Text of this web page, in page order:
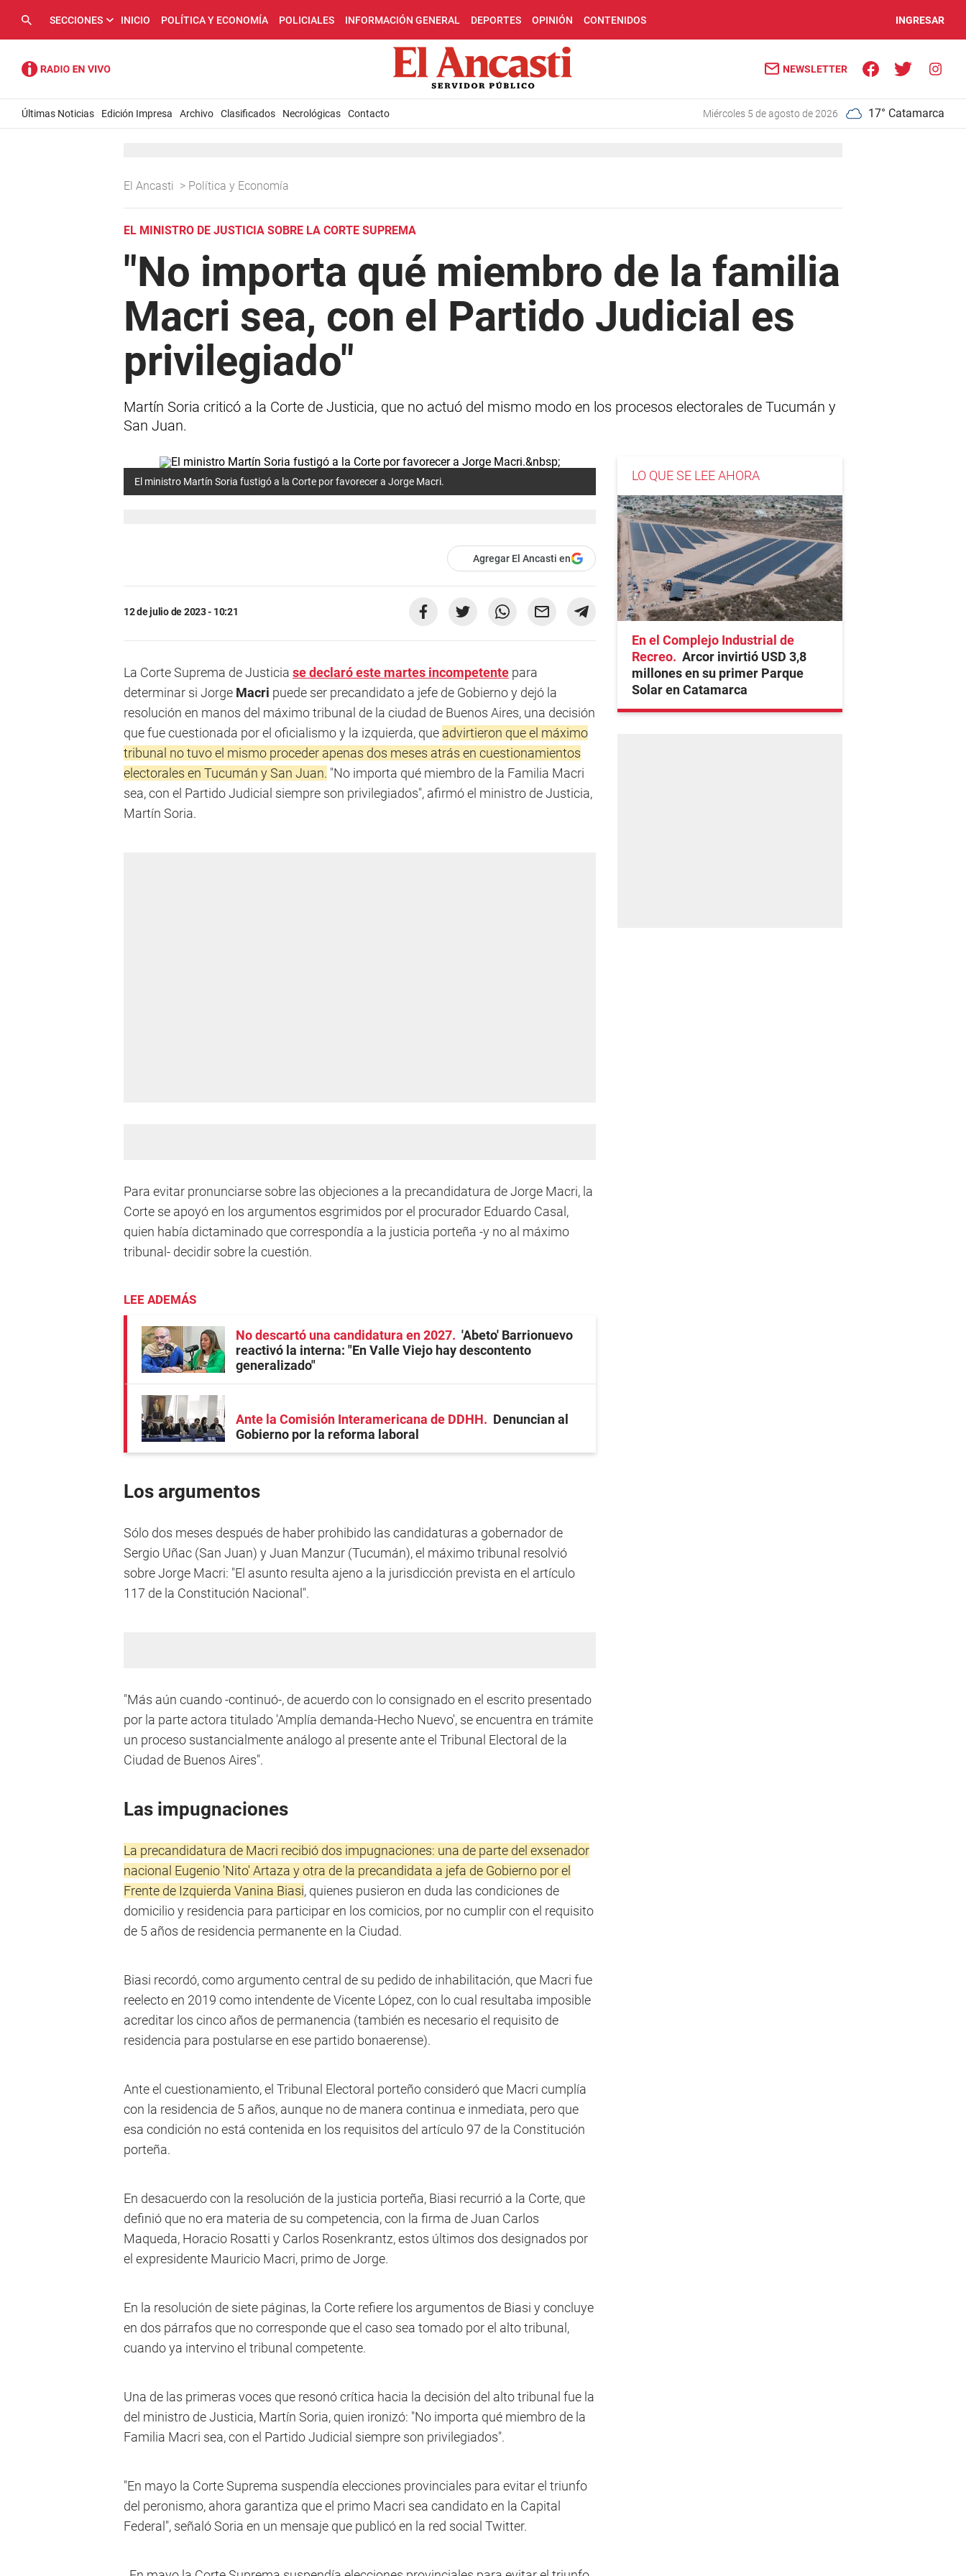
SECCIONES INICIO POLÍTICA Y ECONOMÍA POLICIALES INFORMACIÓN GENERAL DEPORTES OPINIÓN CONTENIDOS INGRESAR
NEWSLETTER
Últimas Noticias Edición Impresa Archivo Clasificados Necrológicas Contacto miércoles 5 de agosto de 2026 17° Catamarca
El Ancasti > Política y Economía
EL MINISTRO DE JUSTICIA SOBRE LA CORTE SUPREMA
"No importa qué miembro de la familia
Macri sea, con el Partido Judicial es
privilegiado"
Martín Soria criticó a la Corte de Justicia, que no actuó del mismo modo en los procesos electorales de Tucumán y
San Juan.
El ministro Martín Soria fustigó a la Corte por favorecer a Jorge Macri.
Agregar El Ancasti en
12 de julio de 2023 - 10:21
La Corte Suprema de Justicia se declaró este martes incompetente para
determinar si Jorge Macri puede ser precandidato a jefe de Gobierno y dejó la
resolución en manos del máximo tribunal de la ciudad de Buenos Aires, una decisión
que fue cuestionada por el oficialismo y la izquierda, que advirtieron que el máximo
tribunal no tuvo el mismo proceder apenas dos meses atrás en cuestionamientos
electorales en Tucumán y San Juan. "No importa qué miembro de la Familia Macri
sea, con el Partido Judicial siempre son privilegiados", afirmó el ministro de Justicia,
Martín Soria.
Para evitar pronunciarse sobre las objeciones a la precandidatura de Jorge Macri, la
Corte se apoyó en los argumentos esgrimidos por el procurador Eduardo Casal,
quien había dictaminado que correspondía a la justicia porteña -y no al máximo
tribunal- decidir sobre la cuestión.
LEE ADEMÁS
No descartó una candidatura en 2027
'Abeto' Barrionuevo
reactivó la interna: "En Valle Viejo hay descontento
generalizado"
Ante la Comisión Interamericana de DDHH
Denuncian al
Gobierno por la reforma laboral
Los argumentos
Sólo dos meses después de haber prohibido las candidaturas a gobernador de
Sergio Uñac (San Juan) y Juan Manzur (Tucumán), el máximo tribunal resolvió
sobre Jorge Macri: "El asunto resulta ajeno a la jurisdicción prevista en el artículo
117 de la Constitución Nacional".
"Más aún cuando -continuó-, de acuerdo con lo consignado en el escrito presentado
por la parte actora titulado 'Amplía demanda-Hecho Nuevo', se encuentra en trámite
un proceso sustancialmente análogo al presente ante el Tribunal Electoral de la
Ciudad de Buenos Aires".
Las impugnaciones
La precandidatura de Macri recibió dos impugnaciones: una de parte del exsenador
nacional Eugenio 'Nito' Artaza y otra de la precandidata a jefa de Gobierno por el
Frente de Izquierda Vanina Biasi, quienes pusieron en duda las condiciones de
domicilio y residencia para participar en los comicios, por no cumplir con el requisito
de 5 años de residencia permanente en la Ciudad.
Biasi recordó, como argumento central de su pedido de inhabilitación, que Macri fue
reelecto en 2019 como intendente de Vicente López, con lo cual resultaba imposible
acreditar los cinco años de permanencia (también es necesario el requisito de
residencia para postularse en ese partido bonaerense).
Ante el cuestionamiento, el Tribunal Electoral porteño consideró que Macri cumplía
con la residencia de 5 años, aunque no de manera continua e inmediata, pero que
esa condición no está contenida en los requisitos del artículo 97 de la Constitución
porteña.
En desacuerdo con la resolución de la justicia porteña, Biasi recurrió a la Corte, que
definió que no era materia de su competencia, con la firma de Juan Carlos
Maqueda, Horacio Rosatti y Carlos Rosenkrantz, estos últimos dos designados por
el expresidente Mauricio Macri, primo de Jorge.
En la resolución de siete páginas, la Corte refiere los argumentos de Biasi y concluye
en dos párrafos que no corresponde que el caso sea tomado por el alto tribunal,
cuando ya intervino el tribunal competente.
Una de las primeras voces que resonó crítica hacia la decisión del alto tribunal fue la
del ministro de Justicia, Martín Soria, quien ironizó: "No importa qué miembro de la
Familia Macri sea, con el Partido Judicial siempre son privilegiados".
"En mayo la Corte Suprema suspendía elecciones provinciales para evitar el triunfo
del peronismo, ahora garantiza que el primo Macri sea candidato en la Capital
Federal", señaló Soria en un mensaje que publicó en la red social Twitter.
LO QUE SE LEE AHORA
En el Complejo Industrial de
Recreo
Arcor invirtió USD 3,8
millones en su primer Parque
Solar en Catamarca